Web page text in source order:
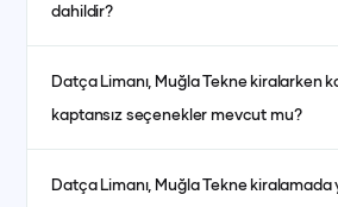
dönemleri de fiyatları etkiler. Yüksek
yüksek olurken, düşük sezonda daha
kiralama yapmak mümkündür.
dahildir?
garson, yakıt, son temizlik ve limandan
hizmetleri dahildir. Kumanya (yiyecek,
atıştırmalıklar) ise fiyata dahil olmayıp
göre ayrıca planlanır.
Datça Limanı, MuğlaTekne kiralarken
kaptansız seçenekler mevcut mu?
bulunmaktadır. Kaptansız kiralama için
Datça Limanı, MuğlaTekne kiralamada